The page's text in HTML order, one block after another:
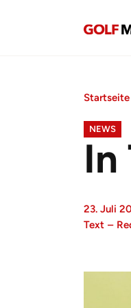
Startseite
NEWS
In
23. Juli
Text –